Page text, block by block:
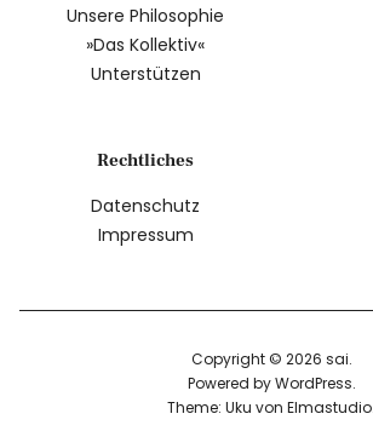
Unsere Philosophie
»Das Kollektiv«
Unterstützen
Rechtliches
Datenschutz
Impressum
Copyright © 2026 sai
Powered byWordPress
Theme: Uku von Elmastudio